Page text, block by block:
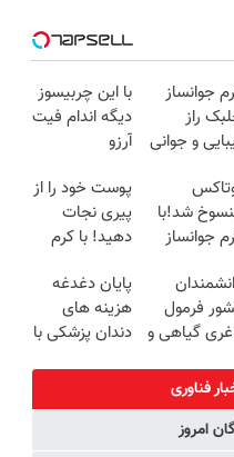
جوانساز
راز
و جوانی
با این چربیسوز
دیگه اندام فیت
آرزو
تا امشب)
شد!با
جوانساز
پوست خود را از
پیری نجات
دهید! با کرم
جلبک
فرمول
گیاهی و
پایان دغدغه
هزینه های
دندان پزشکی با
فناوری‌
امروز